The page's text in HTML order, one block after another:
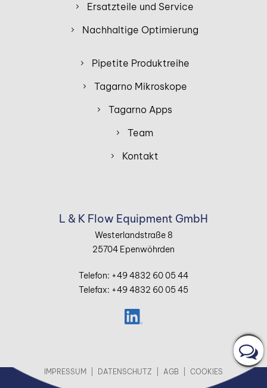
Ersatzteile und Service
Nachhaltige Optimierung
Pipetite Produktreihe
Tagarno Mikroskope
Tagarno Apps
Team
Kontakt
L & K Flow Equipment GmbH
Westerlandstraße 8
25704 Epenwöhrden
Telefon: +49 4832 60 05 44
Telefax: +49 4832 60 05 45
IMPRESSUM DATENSCHUTZ AGB COOKIES